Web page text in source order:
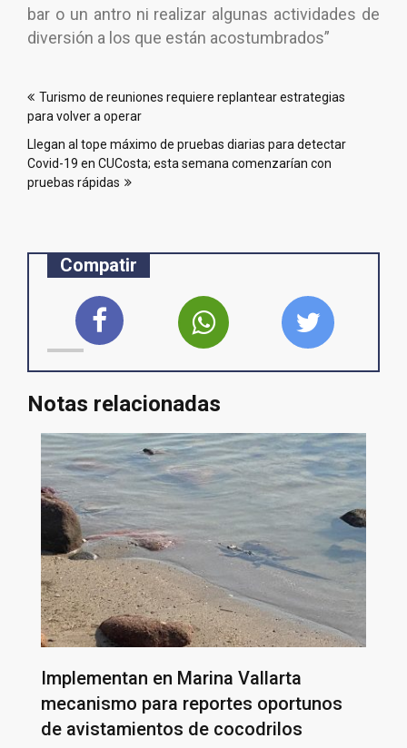
bar o un antro ni realizar algunas actividades de
diversión a los que están acostumbrados”
de
entradas
Turismo de reuniones requiere replantear estrategias
para volver a operar
Llegan al tope máximo de pruebas diarias para detectar
Covid-19 en CUCosta; esta semana comenzarían con
pruebas rápidas
Compatir
Notas relacionadas
Implementan en Marina Vallarta
mecanismo para reportes oportunos
de avistamientos de cocodrilos